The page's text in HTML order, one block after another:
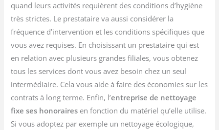
quand leurs activités requièrent des conditions d’hygiène
très strictes. Le prestataire va aussi considérer la
fréquence d’intervention et les conditions spécifiques que
vous avez requises. En choisissant un prestataire qui est
en relation avec plusieurs grandes filiales, vous obtenez
tous les services dont vous avez besoin chez un seul
intermédiaire. Cela vous aide à faire des économies sur les
contrats à long terme. Enfin, l’entreprise de nettoyage
fixe ses honoraires en fonction du matériel qu’elle utilise.
Si vous adoptez par exemple un nettoyage écologique,